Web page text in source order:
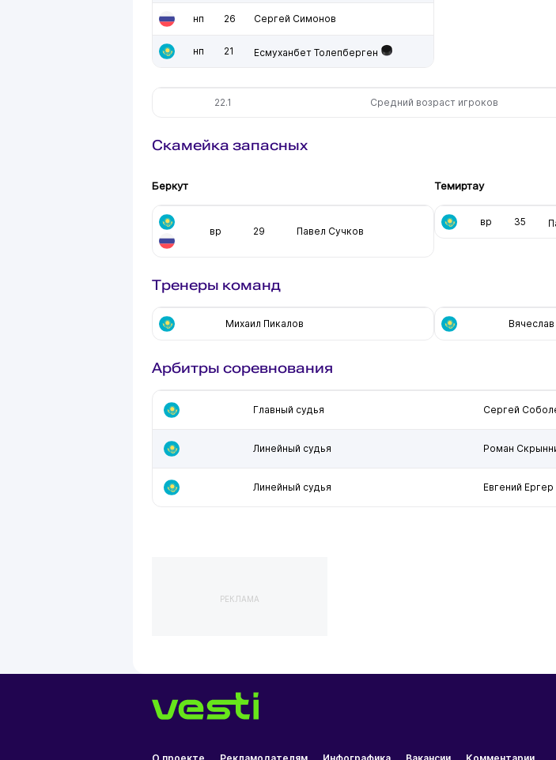
нп 26 Сергей Симонов
нп 21 Есмуханбет Толепберген
22.1 Средний возраст игроков
Скамейка запасных
Беркут
вр 29 Павел Сучков
Темиртау
вр 35
Тренеры команд
Михаил Пикалов
Арбитры соревнования
Главный судья Сергей
Линейный судья Роман
Линейный судья Евгений Ергер
РЕКЛАМА